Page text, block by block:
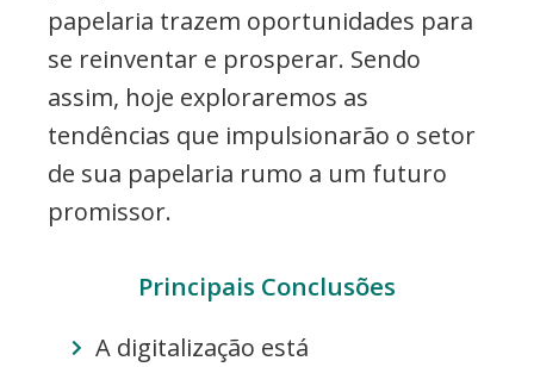
papelaria trazem oportunidades para
se reinventar e prosperar. Sendo
assim, hoje exploraremos as
tendências que impulsionarão o setor
de sua papelaria rumo a um futuro
promissor.
Principais Conclusões
A digitalização está